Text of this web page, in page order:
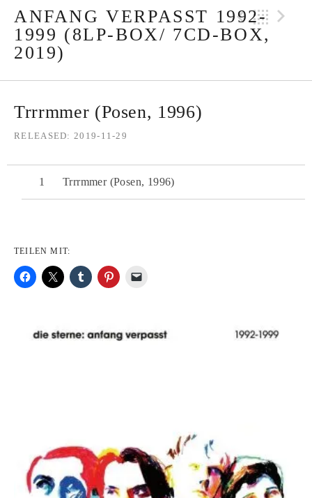
ANFANG VERPASST 1992-
1999 (8LP-BOX/ 7CD-BOX,
2019)
Trrrmmer (Posen, 1996)
RELEASED 2019-11-29
Trrrmmer (Posen, 1996)
TEILEN MIT: